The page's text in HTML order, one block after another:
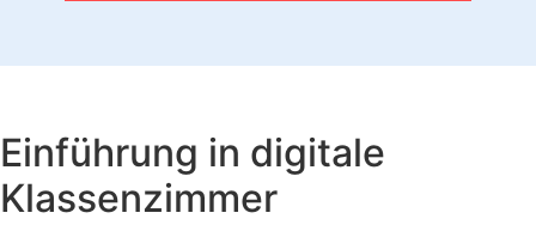
Einführung in digitale
Klassenzimmer